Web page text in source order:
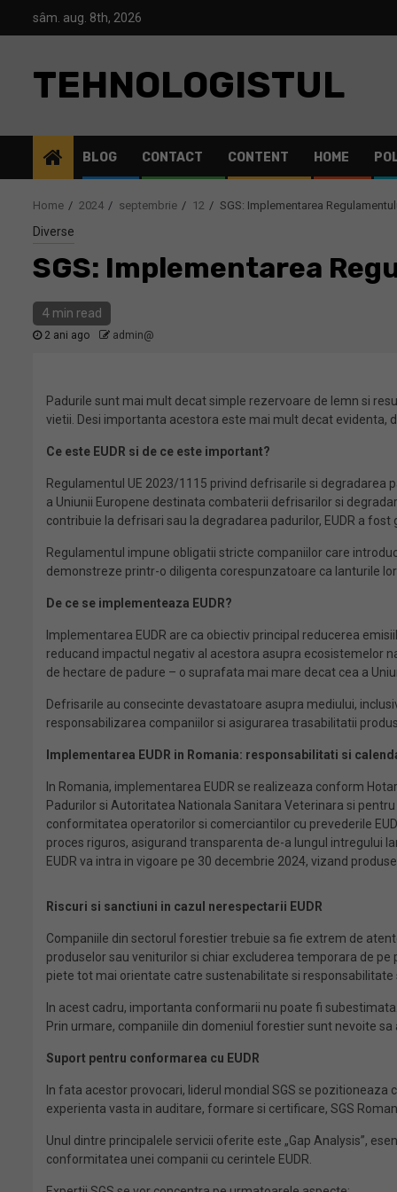
sâm. aug. 8th, 2026
TEHNOLOGISTUL
BLOG CONTACT CONTENT HOME
Home 2024 septembrie 12 SGS: Implementarea
Diverse
SGS: Implementarea
4 min read
2 ani ago admin@
Padurile sunt mai mult decat simple rezervoare de lemn si
vietii. Desi importanta acestora este mai mult decat evidenta,
Ce este EUDR si de ce este important?
Regulamentul UE 2023/1115 privind defrisarile si degradarea
a Uniunii Europene destinata combaterii defrisarilor si
contribuie la defrisari sau la degradarea padurilor, EUDR a
Regulamentul impune obligatii stricte companiilor care
demonstreze printr-o diligenta corespunzatoare ca lanturile
De ce se implementeaza EUDR?
Implementarea EUDR are ca obiectiv principal reducerea
reducand impactul negativ al acestora asupra ecosistemelor
de hectare de padure – o suprafata mai mare decat cea a
Defrisarile au consecinte devastatoare asupra mediului,
responsabilizarea companiilor si asigurarea trasabilitatii
Implementarea EUDR in Romania: responsabilitati si
In Romania, implementarea EUDR se realizeaza conform
Padurilor si Autoritatea Nationala Sanitara Veterinara si
conformitatea operatorilor si comerciantilor cu prevederile
proces riguros, asigurand transparenta de-a lungul intregului
EUDR va intra in vigoare pe 30 decembrie 2024, vizand
Riscuri si sanctiuni in cazul nerespectarii EUDR
Companiile din sectorul forestier trebuie sa fie extrem de
produselor sau veniturilor si chiar excluderea temporara de
piete tot mai orientate catre sustenabilitate si responsabilitate
In acest cadru, importanta conformarii nu poate fi
Prin urmare, companiile din domeniul forestier sunt nevoite
Suport pentru conformarea cu EUDR
In fata acestor provocari, liderul mondial SGS se
experienta vasta in auditare, formare si certificare, SGS
Unul dintre principalele servicii oferite este „Gap Analysis”,
conformitatea unei companii cu cerintele EUDR​.